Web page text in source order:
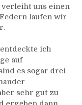
uns einen
laufen wir
ich
auf
es sogar drei
sehr gut zu